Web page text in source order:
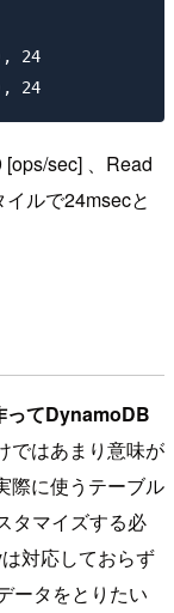
24
sec] 、Read
ルで24msecと
ってDynamoDB
ではあまり意味が
際に使うテーブル
タマイズする必
対応しておらず
ータをとりたい